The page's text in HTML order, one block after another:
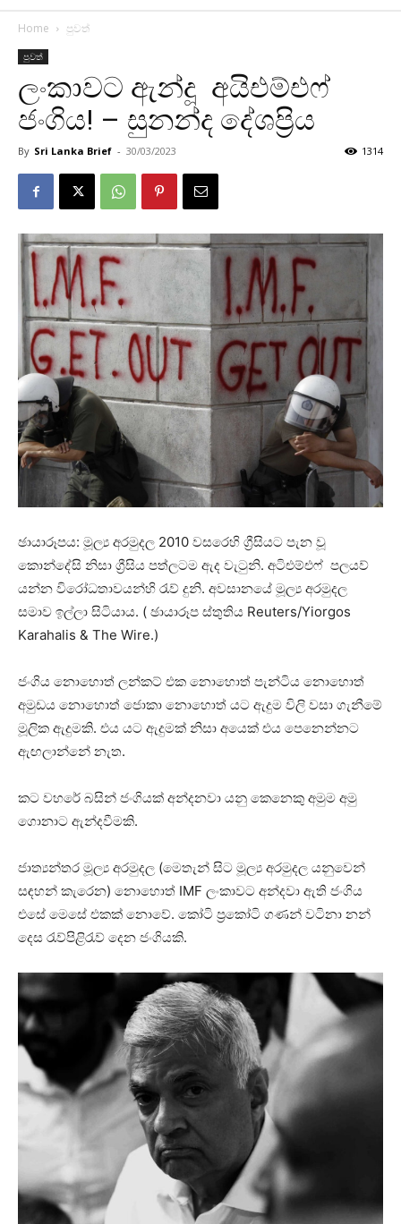
Home පුවත්
පුවත්
ලංකාවට ඇන්දූ අයිඑම්එෆ්
ජංගිය! – සුනන්ද දේශප්‍රිය
By Sri Lanka Brief - 30/03/2023 1314
ඡායාරූපය: මූල්‍ය අරමුදල 2010 වසරෙහි ග්‍රීසියට පැන වූ
කොන්දේසි නිසා ග්‍රීසිය පත්ලටම ඇද වැටුනි. අටිඑම්එෆ් පලයව්
යන්න විරෝධතාවයන්හි රැව් දුනි. අවසානයේ මූල්‍ය අරමුදල
සමාව ඉල්ලා සිටියාය. ( ඡායාරූප ස්තුතිය Reuters/Yiorgos
Karahalis & The Wire.)
ජංගිය නොහොත් ලන්කට් එක නොහොත් පැන්ටිය නොහොත්
අමුඩය නොහොත් ජොකා නොහොත් යට ඇදුම විලි වසා ගැනීමේ
මූලික ඇදුමකි. එය යට ඇදුමක් නිසා අයෙක් එය පෙනෙන්නට
ඇඟලාන්නේ නැත.
කට වහරේ බසින් ජංගියක් අන්දනවා යනු කෙනෙකු අමුම අමු
ගොනාට ඇන්දවීමකි.
ජාත්‍යන්තර මූල්‍ය අරමුදල (මෙතැන් සිට මූල්‍ය අරමුදල යනුවෙන්
සඳහන් කැරෙන) නොහොත් IMF ලංකාවට අන්දවා ඇති ජංගිය
එසේ මෙසේ එකක් නොවේ. කෝටි ප්‍රකෝටි ගණන් වටිනා නන්
දෙස රැව්පිළිරැව් දෙන ජංගියකි.